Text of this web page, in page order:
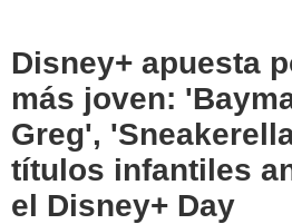
Disney+ apuesta
más joven:
Greg',
títulos infantiles
el Disney+ Day